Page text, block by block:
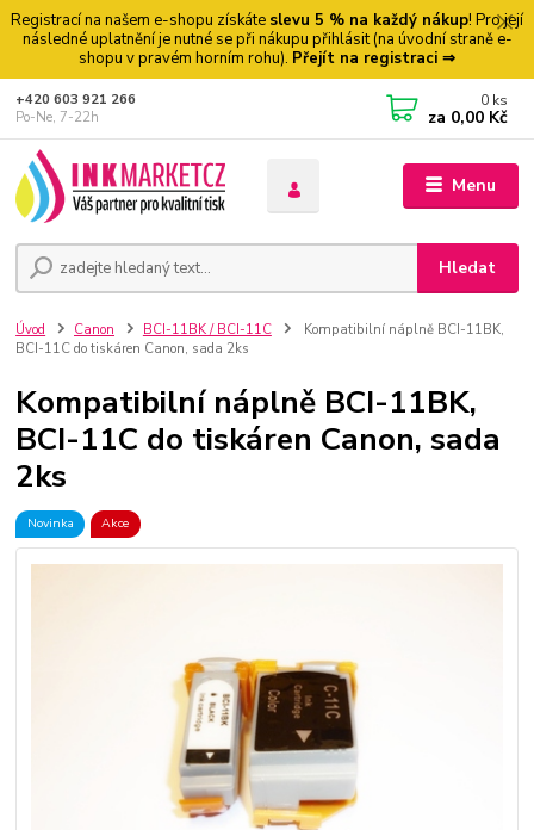
Registrací na našem e-shopu získáte slevu 5 % na každý nákup! Pro její
následné uplatnění je nutné se při nákupu přihlásit (na úvodní straně e-
shopu v pravém horním rohu). Přejít na registraci ⇒
Menu
Hledat
+420 603 921 266
Po-Ne, 7-22h
0 ks
za 0,00 Kč
Úvod Canon BCI-11BK / BCI-11C
Kompatibilní náplně BCI-11BK,
BCI-11C do tiskáren Canon, sada 2ks
Kompatibilní náplně BCI-11BK,
BCI-11C do tiskáren Canon, sada
2ks
Novinka Akce